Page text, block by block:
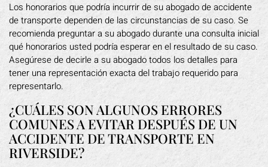
Los honorarios que podría incurrir de su abogado de accidente
de transporte dependen de las circunstancias de su caso. Se
recomienda preguntar a su abogado durante una consulta inicial
qué honorarios usted podría esperar en el resultado de su caso.
Asegúrese de decirle a su abogado todos los detalles para
tener una representación exacta del trabajo requerido para
representarlo.
¿CUÁLES SON ALGUNOS ERRORES
COMUNES A EVITAR DESPUÉS DE UN
ACCIDENTE DE TRANSPORTE EN
RIVERSIDE?